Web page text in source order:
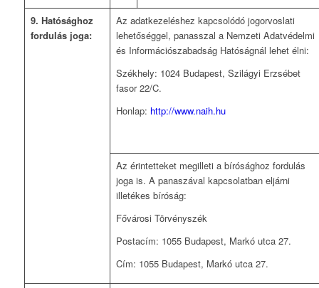
9. Hatósághoz
fordulás joga:
Az adatkezeléshez kapcsolódó jogorvoslati
lehetőséggel, panasszal a Nemzeti Adatvédelmi
és Információszabadság Hatóságnál lehet élni:
Székhely: 1024 Budapest, Szilágyi Erzsébet
fasor 22/C.
Honlap: http://www.naih.hu
Az érintetteket megilleti a bírósághoz fordulás
joga is. A panaszával kapcsolatban eljárni
illetékes bíróság:
Fővárosi Törvényszék
Postacím: 1055 Budapest, Markó utca 27.
Cím: 1055 Budapest, Markó utca 27.